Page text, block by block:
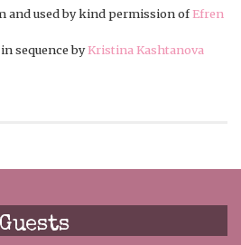
and used by kind permission ofEfren
sequence byKristina Kashtanova
Guests